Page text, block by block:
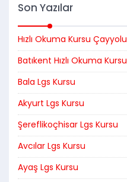
Son Yazılar
Hızlı Okuma Kursu Çayyolu
Batıkent Hızlı Okuma Kursu
Bala Lgs Kursu
Akyurt Lgs Kursu
Şereflikoçhisar Lgs Kursu
Avcılar Lgs Kursu
Ayaş Lgs Kursu